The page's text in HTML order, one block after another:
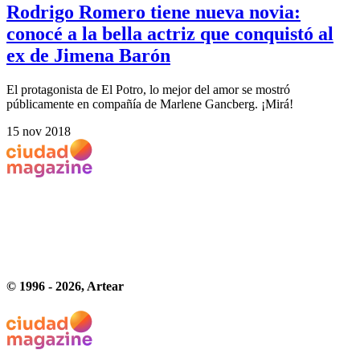
Rodrigo Romero tiene nueva novia:
conocé a la bella actriz que conquistó al
ex de Jimena Barón
El protagonista de El Potro, lo mejor del amor se mostró
públicamente en compañía de Marlene Gancberg. ¡Mirá!
15 nov 2018
© 1996 - 2026, Artear